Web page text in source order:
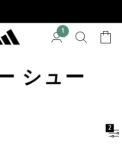
1
シュー
2